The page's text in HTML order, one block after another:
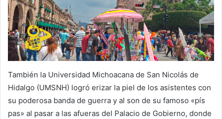
También la Universidad Michoacana de San Nicolás de
Hidalgo (UMSNH) logró erizar la piel de los asistentes con
su poderosa banda de guerra y al son de su famoso «pís
pas» al pasar a las afueras del Palacio de Gobierno, donde